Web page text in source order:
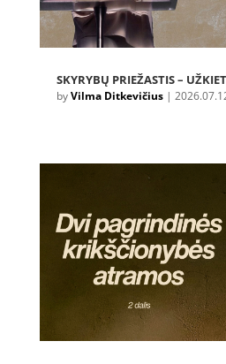
SKYRYBŲ PRIEŽASTIS –
byVilma Ditkevičius|